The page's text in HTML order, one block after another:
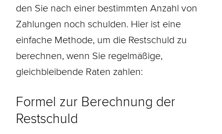
den Sie nach einer bestimmten Anzahl von
Zahlungen noch schulden. Hier ist eine
einfache Methode, um die Restschuld zu
berechnen, wenn Sie regelmäßige,
gleichbleibende Raten zahlen:
Formel zur Berechnung der
Restschuld